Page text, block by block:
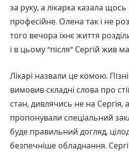
за руку, а лікарка казала щось
професійне. Олена так і не
того вечора їхнє життя
і в цьому “після” Сергій жив
Лікарі назвали це комою.
вимовив складні слова про
стан, дивлячись не на
пропонували спеціальний
буде правильний догляд,
безпечніше обладнання.